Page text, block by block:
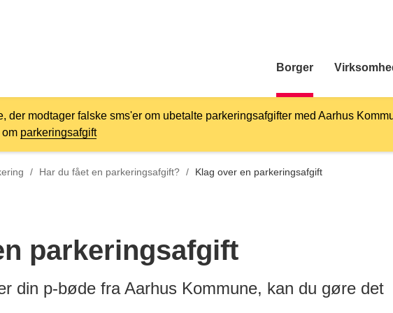
Borger
der modtager falske sms'er om ubetalte parkeringsafgifter med Aarhus
parkeringsafgift
/ Tilbage til
Har du fået en parkeringsafgift? / Klag over en parkeringsafgift
parkeringsafgift
din p-bøde fra Aarhus Kommune, kan du gøre det